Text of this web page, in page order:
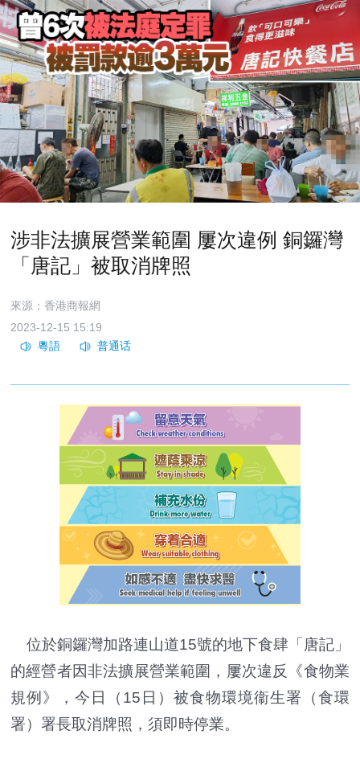
涉非法擴展營業範圍 屢次違例 銅鑼灣
「唐記」被取消牌照
來源：香港商報網
2023-12-15 15:19
位於銅鑼灣加路連山道15號的地下食肆「唐記」
的經營者因非法擴展營業範圍，屢次違反《食物業
規例》，今日（15日）被食物環境衞生署（食環
署）署長取消牌照，須即時停業。